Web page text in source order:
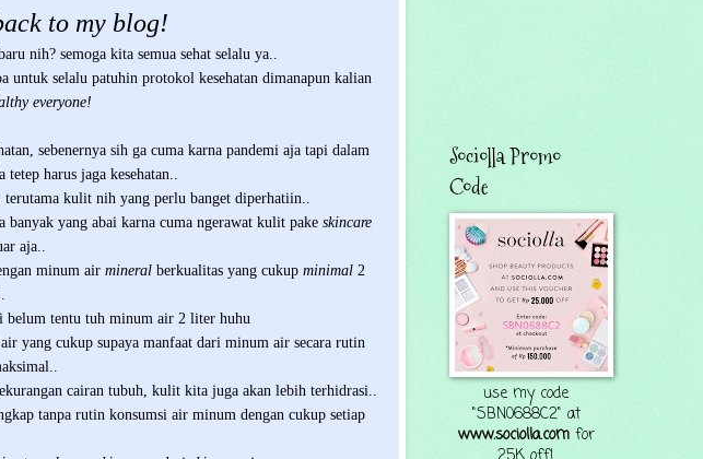
to my blog!
nih? semoga kita semua sehat selalu ya..
selalu patuhin protokol kesehatan dimanapun kalian
everyone!
sebenernya sih ga cuma karna pandemi aja tapi dalam
harus jaga kesehatan..
kulit nih yang perlu banget diperhatiin..
banyak yang abai karna cuma ngerawat kulit pake skincare
aja..
minum air mineralberkualitas yang cukup minimal2
belum tentu tuh minum air 2 liter huhu
yang cukup supaya manfaat dari minum air secara rutin
cairan tubuh, kulit kita juga akan lebih terhidrasi..
tanpa rutin konsumsi air minum dengan cukup setiap
Sociolla Promo
Code
use my code
"SBN0688C2" at
www.sociolla.comfor